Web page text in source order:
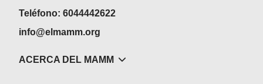
Teléfono: 6044442622
info@elmamm.org
ACERCA DEL MAMM